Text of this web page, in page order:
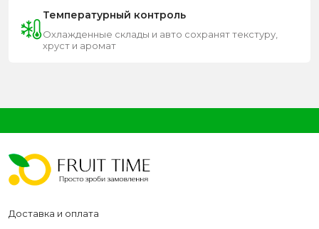
Температурный контроль
Охлажденные склады и авто сохранят текстуру,
хруст и аромат
Доставка и оплата